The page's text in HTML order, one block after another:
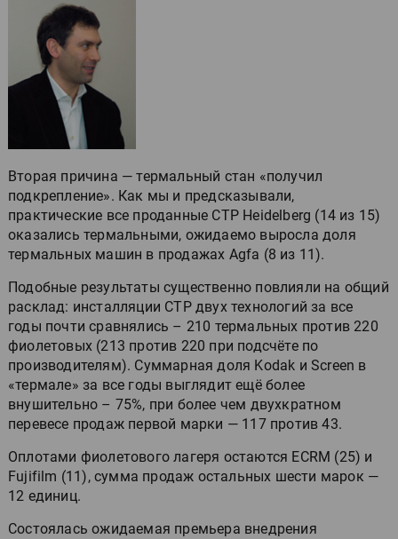
Вторая причина — термальный стан «получил
подкрепление». Как мы и предсказывали,
практические все проданные CTP Heidelberg (14 из 15)
оказались термальными, ожидаемо выросла доля
термальных машин в продажах Agfa (8 из 11).
Подобные результаты существенно повлияли на общий
расклад: инсталляции CTP двух технологий за все
годы почти сравнялись – 210 термальных против 220
фиолетовых (213 против 220 при подсчёте по
производителям). Суммарная доля Kodak и Screen в
«термале» за все годы выглядит ещё более
внушительно – 75%, при более чем двухкратном
перевесе продаж первой марки — 117 против 43.
Оплотами фиолетового лагеря остаются ECRM (25) и
Fujifilm (11), сумма продаж остальных шести марок —
12 единиц.
Состоялась ожидаемая премьера внедрения